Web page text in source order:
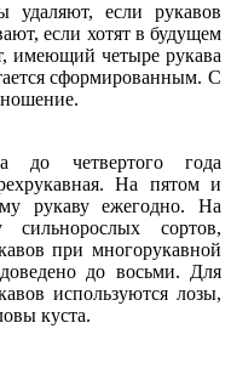
удаляют, если рукавов
если хотят в будущем
имеющий четыре рукава
сформированным. С
до четвертого года
На пятом и
рукаву ежегодно. На
сортов,
при многорукавной
до восьми. Для
используются лозы,
куста.